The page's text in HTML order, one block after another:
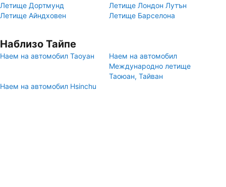
Летище Дортмунд
Летище Лондон Лутън
Летище Айндховен
Летище Барселона
Наблизо Тайпе
Наем на автомобил Таоуан
Наем на автомобил
Международно летище
Таоюан, Тайван
Наем на автомобил Hsinchu